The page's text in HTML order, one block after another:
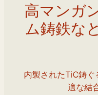
高マンガ
ム鋳鉄な
内製されたTiC鋳
適な結